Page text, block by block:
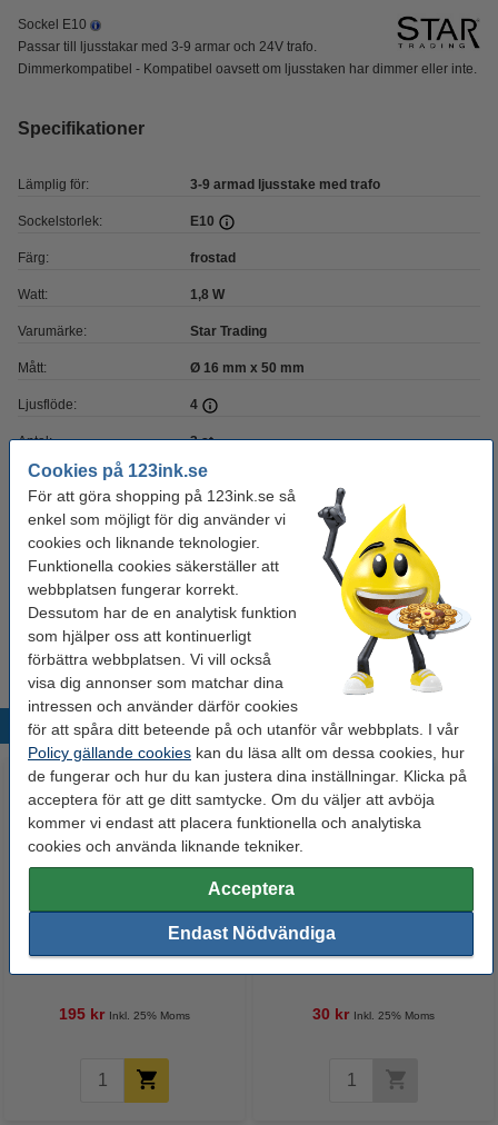
Cookies på 123ink.se
För att göra shopping på 123ink.se så
enkel som möjligt för dig använder vi
cookies och liknande teknologier.
Funktionella cookies säkerställer att
webbplatsen fungerar korrekt.
Dessutom har de en analytisk funktion
som hjälper oss att kontinuerligt
förbättra webbplatsen. Vi vill också
visa dig annonser som matchar dina
intressen och använder därför cookies
för att spåra ditt beteende på och utanför vår webbplats. I vår
Policy gällande cookies kan du läsa allt om dessa cookies, hur
de fungerar och hur du kan justera dina inställningar. Klicka på
acceptera för att ge ditt samtycke. Om du väljer att avböja
kommer vi endast att placera funktionella och analytiska
cookies och använda liknande tekniker.
Acceptera
Endast Nödvändiga
Sockel E10
Passar till ljusstakar med 3-9 armar och 24V trafo.
Dimmerkompatibel - Kompatibel oavsett om ljusstaken har dimmer eller inte.
Specifikationer
Lämplig för: 3-9 armad ljusstake med trafo
Sockelstorlek: E10
Färg: frostad
Watt: 1,8 W
Varumärke: Star Trading
Mått: Ø 16 mm x 50 mm
Ljusflöde: 4
Antal: 3 st
Används: inomhus
Spänning: 24 V
Lystid: 1.000 tim
Dimbar: ja
frostad
Populära produkter
Energizer Max Plus MN1500
AA/LR6 batteri 20st
195 kr Inkl. 25% Moms
LED lampa E14 | ST26 röd |
utomhus | 0.9W [Star Trading]
30 kr Inkl. 25% Moms